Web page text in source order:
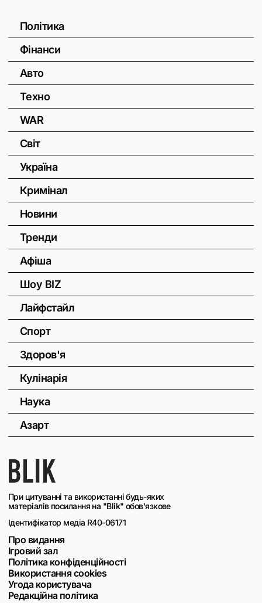
При цитуванні та використанні будь-яких
матеріалів посилання на "Blik" обов'язкове
Ідентифікатор медіа R40-06171
Про видання
Ігровий зал
Політика конфіденційності
Використання cookies
Угода користувача
Редакційна політика
Політика
Фінанси
Авто
Техно
WAR
Світ
Україна
Кримінал
Новини
Тренди
Афіша
Шоу BIZ
Лайфстайл
Спорт
Здоров'я
Кулінарія
Наука
Азарт